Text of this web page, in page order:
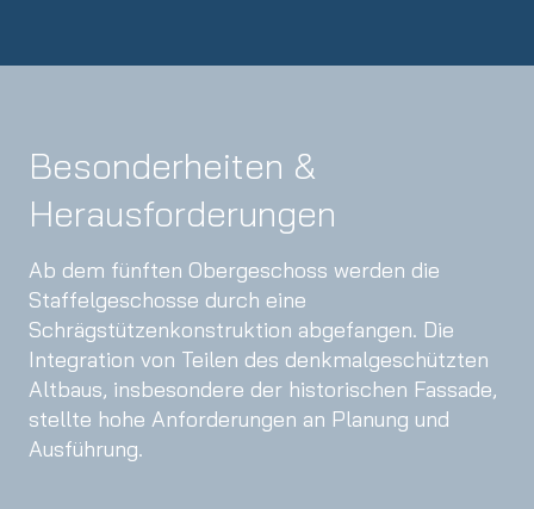
Besonderheiten &
Herausforderungen
Ab dem fünften Obergeschoss werden die
Staffelgeschosse durch eine
Schrägstützenkonstruktion abgefangen. Die
Integration von Teilen des denkmalgeschützten
Altbaus, insbesondere der historischen Fassade,
stellte hohe Anforderungen an Planung und
Ausführung.